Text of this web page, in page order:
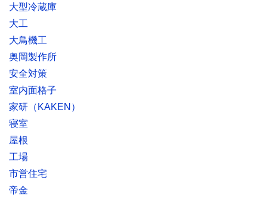
大型冷蔵庫
大工
大鳥機工
奥岡製作所
安全対策
室内面格子
家研（KAKEN）
寝室
屋根
工場
市営住宅
帝金